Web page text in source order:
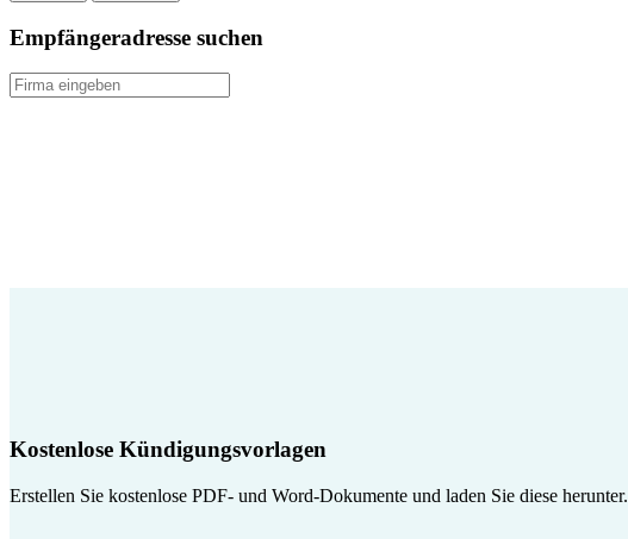
Empfängeradresse suchen
Kostenlose Kündigungsvorlagen
Erstellen Sie kostenlose PDF- und Word-Dokumente und laden Sie diese herunter.